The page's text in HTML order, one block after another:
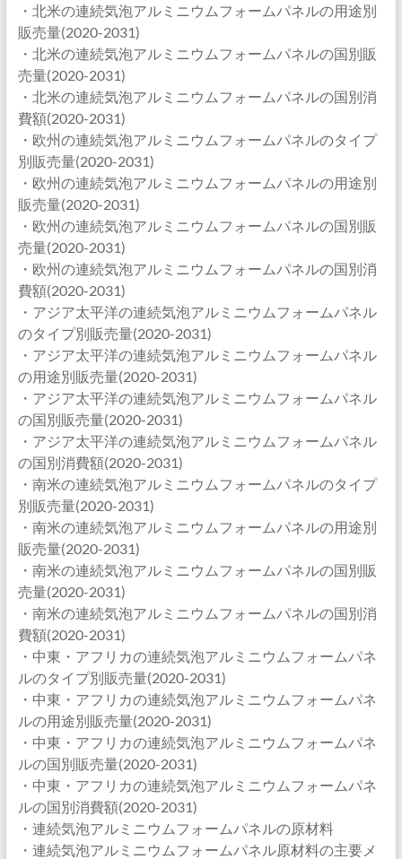
・北米の連続気泡アルミニウムフォームパネルの用途別
販売量(2020-2031)
・北米の連続気泡アルミニウムフォームパネルの国別販
売量(2020-2031)
・北米の連続気泡アルミニウムフォームパネルの国別消
費額(2020-2031)
・欧州の連続気泡アルミニウムフォームパネルのタイプ
別販売量(2020-2031)
・欧州の連続気泡アルミニウムフォームパネルの用途別
販売量(2020-2031)
・欧州の連続気泡アルミニウムフォームパネルの国別販
売量(2020-2031)
・欧州の連続気泡アルミニウムフォームパネルの国別消
費額(2020-2031)
・アジア太平洋の連続気泡アルミニウムフォームパネル
のタイプ別販売量(2020-2031)
・アジア太平洋の連続気泡アルミニウムフォームパネル
の用途別販売量(2020-2031)
・アジア太平洋の連続気泡アルミニウムフォームパネル
の国別販売量(2020-2031)
・アジア太平洋の連続気泡アルミニウムフォームパネル
の国別消費額(2020-2031)
・南米の連続気泡アルミニウムフォームパネルのタイプ
別販売量(2020-2031)
・南米の連続気泡アルミニウムフォームパネルの用途別
販売量(2020-2031)
・南米の連続気泡アルミニウムフォームパネルの国別販
売量(2020-2031)
・南米の連続気泡アルミニウムフォームパネルの国別消
費額(2020-2031)
・中東・アフリカの連続気泡アルミニウムフォームパネ
ルのタイプ別販売量(2020-2031)
・中東・アフリカの連続気泡アルミニウムフォームパネ
ルの用途別販売量(2020-2031)
・中東・アフリカの連続気泡アルミニウムフォームパネ
ルの国別販売量(2020-2031)
・中東・アフリカの連続気泡アルミニウムフォームパネ
ルの国別消費額(2020-2031)
・連続気泡アルミニウムフォームパネルの原材料
・連続気泡アルミニウムフォームパネル原材料の主要メ